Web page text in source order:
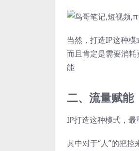
当然，打造IP这种
而且肯定是需要消
能
二、流量赋能
IP打造这种模式，最
其中对于“人”的把